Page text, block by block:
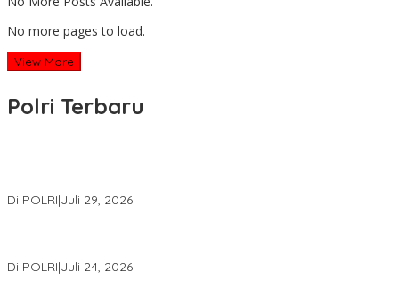
No more pages to load.
View More
Polri Terbaru
Di POLRI|Juli 29, 2026
Di POLRI|Juli 24, 2026